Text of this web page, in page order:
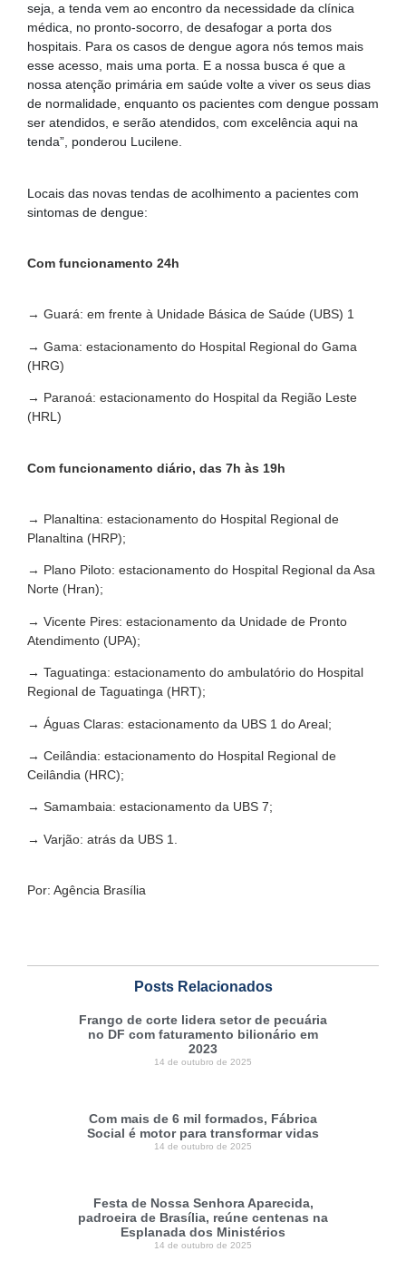
seja, a tenda vem ao encontro da necessidade da clínica
médica, no pronto-socorro, de desafogar a porta dos
hospitais. Para os casos de dengue agora nós temos mais
esse acesso, mais uma porta. E a nossa busca é que a
nossa atenção primária em saúde volte a viver os seus dias
de normalidade, enquanto os pacientes com dengue possam
ser atendidos, e serão atendidos, com excelência aqui na
tenda”, ponderou Lucilene.
Locais das novas tendas de acolhimento a pacientes com
sintomas de dengue:
Com funcionamento 24h
→ Guará: em frente à Unidade Básica de Saúde (UBS) 1
→ Gama: estacionamento do Hospital Regional do Gama
(HRG)
→ Paranoá: estacionamento do Hospital da Região Leste
(HRL)
Com funcionamento diário, das 7h às 19h
→ Planaltina: estacionamento do Hospital Regional de
Planaltina (HRP);
→ Plano Piloto: estacionamento do Hospital Regional da Asa
Norte (Hran);
→ Vicente Pires: estacionamento da Unidade de Pronto
Atendimento (UPA);
→ Taguatinga: estacionamento do ambulatório do Hospital
Regional de Taguatinga (HRT);
→ Águas Claras: estacionamento da UBS 1 do Areal;
→ Ceilândia: estacionamento do Hospital Regional de
Ceilândia (HRC);
→ Samambaia: estacionamento da UBS 7;
→ Varjão: atrás da UBS 1.
Por: Agência Brasília
Posts Relacionados
Frango de corte lidera setor de pecuária
no DF com faturamento bilionário em
2023
14 de outubro de 2025
Com mais de 6 mil formados, Fábrica
Social é motor para transformar vidas
14 de outubro de 2025
Festa de Nossa Senhora Aparecida,
padroeira de Brasília, reúne centenas na
Esplanada dos Ministérios
14 de outubro de 2025